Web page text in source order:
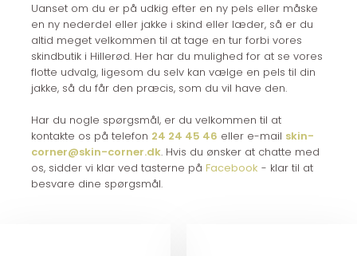
Uanset om du er på udkig efter en ny pels eller måske
en ny nederdel eller jakke i skind eller læder, så er du
altid meget velkommen til at tage en tur forbi vores
skindbutik i Hillerød. Her har du mulighed for at se vores
flotte udvalg, ligesom du selv kan vælge en pels til din
jakke, så du får den præcis, som du vil have den.
Har du nogle spørgsmål, er du velkommen til at
kontakte os på telefon 24 24 45 46 eller e-mail skin-
corner@skin-corner.dk.​ Hvis du ønsker at chatte med
os, sidder vi klar ved tasterne på Facebook - klar til at
besvare dine spørgsmål.